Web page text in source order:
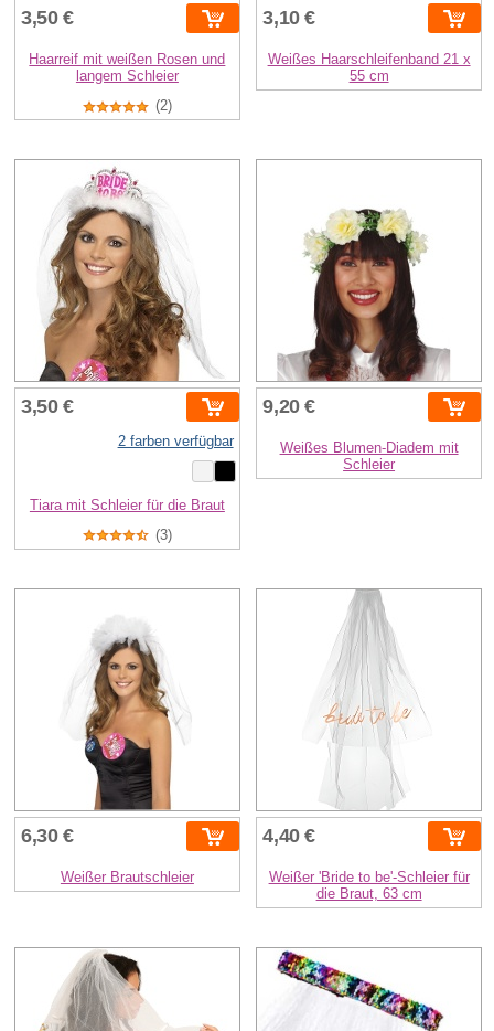
3,50 €
Haarreif mit weißen Rosen und
langem Schleier
(2)
3,10 €
Weißes Haarschleifenband 21 x
55 cm
3,50 €
2 farben verfügbar
Tiara mit Schleier für die Braut
(3)
9,20 €
Weißes Blumen-Diadem mit
Schleier
6,30 €
Weißer Brautschleier
4,40 €
Weißer 'Bride to be'-Schleier für
die Braut, 63 cm